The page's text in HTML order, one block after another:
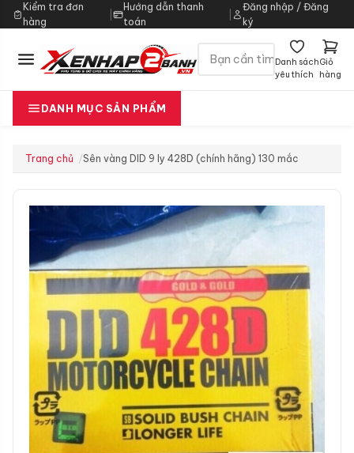
Kiểm tra đơn
hàng
|
Hướng dẫn thanh
toán
Đăng nhập / Đăng
ký
Danh sách
yêu thích
Giỏ
hàng
DANH MỤC SẢN PHẨM
Trang chủ Sên vàng DID 9 ly 428D (chính hãng) 130 mắc